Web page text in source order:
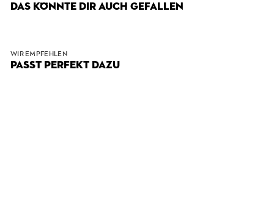
DAS KÖNNTE DIR AUCH GEFALLEN
WIR EMPFEHLEN
PASST PERFEKT DAZU